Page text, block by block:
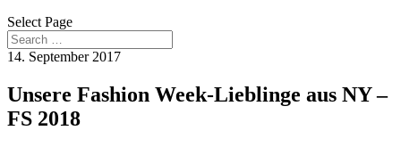
Select Page
14. September 2017
Unsere Fashion Week-Lieblinge aus NY –
FS 2018